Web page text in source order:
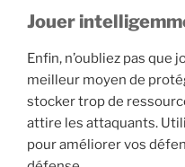
Jouer
Enfin, n’oubliez pas
meilleur moyen de
stocker trop de
attire les attaquants.
pour améliorer vos